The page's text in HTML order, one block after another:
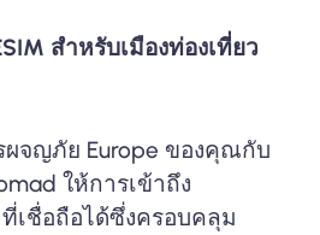
สำหรับเมืองท่องเที่ยว
ผจญภัย Europe ของคุณกับ
ให้การเข้าถึง
เชื่อถือได้ซึ่งครอบคลุม